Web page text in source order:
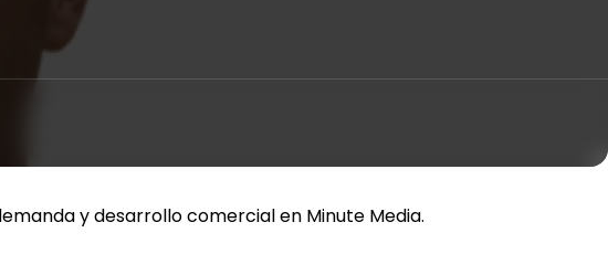
y desarrollo comercial en Minute Media.